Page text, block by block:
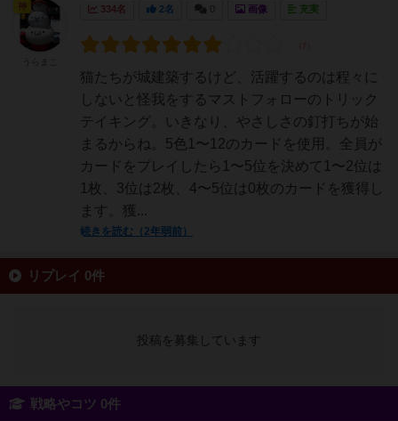
334名 2名 画像 充実
猫たちが城建築するけど、活躍するのは程々に
しないと怪我をするマストフォローのトリック
テイキング。いきなり、やさしさの釘打ちが始
まるからね。5色1〜12のカードを使用。全員が
カードをプレイしたら1〜5位を決めて1〜2位は
1枚、3位は2枚、4〜5位は0枚のカードを獲得し
ます。獲...
続きを読む（2年弱前）
神
リプレイ 0件
投稿を募集しています
戦略やコツ 0件